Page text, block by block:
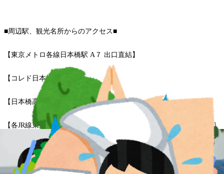
■周辺駅、観光名所からのアクセス■
【東京メトロ各線日本橋駅 A７ 出口直結】
【コレド日本橋徒歩3分】
【日本橋高島屋徒歩3分】
【各JR線東京駅日本橋口徒歩5分/東京駅八重洲北口徒歩5分/東京駅八
重洲口徒歩7分】
【東海道・山陽新幹線東京駅日本橋口より徒歩5分】